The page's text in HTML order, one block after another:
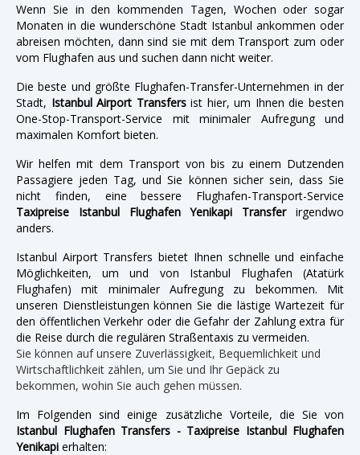
Wenn Sie in den kommenden Tagen, Wochen oder sogar
Monaten in die wunderschöne Stadt Istanbul ankommen oder
abreisen möchten, dann sind sie mit dem Transport zum oder
vom Flughafen aus und suchen dann nicht weiter.
Die beste und größte Flughafen-Transfer-Unternehmen in der
Stadt, Istanbul Airport Transfersist hier, um Ihnen die besten
One-Stop-Transport-Service mit minimaler Aufregung und
maximalen Komfort bieten.
Wir helfen mit dem Transport von bis zu einem Dutzenden
Passagiere jeden Tag, und Sie können sicher sein, dass Sie
nicht finden, eine bessere Flughafen-Transport-Service
Taxipreise Istanbul Flughafen Yenikapi Transferirgendwo
anders.
Istanbul Airport Transfers bietet Ihnen schnelle und einfache
Möglichkeiten, um und von Istanbul Flughafen (Atatürk
Flughafen) mit minimaler Aufregung zu bekommen. Mit
unseren Dienstleistungen können Sie die lästige Wartezeit für
den öffentlichen Verkehr oder die Gefahr der Zahlung extra für
die Reise durch die regulären Straßentaxis zu vermeiden.
Sie können auf unsere Zuverlässigkeit, Bequemlichkeit und
Wirtschaftlichkeit zählen, um Sie und Ihr Gepäck zu
bekommen, wohin Sie auch gehen müssen.
Im Folgenden sind einige zusätzliche Vorteile, die Sie von
Istanbul Flughafen Transfers - Taxipreise Istanbul Flughafen
Yenikapi erhalten: